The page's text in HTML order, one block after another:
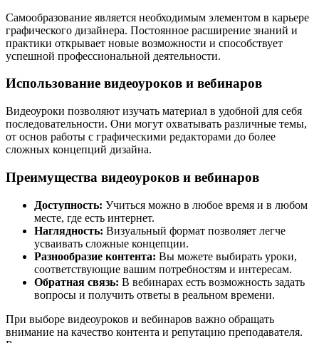
Самообразование является необходимым элементом в карьере
графического дизайнера. Постоянное расширение знаний и
практики открывает новые возможности и способствует
успешной профессиональной деятельности.
Использование видеоуроков и вебинаров
Видеоуроки позволяют изучать материал в удобной для себя
последовательности. Они могут охватывать различные темы,
от основ работы с графическими редакторами до более
сложных концепций дизайна.
Преимущества видеоуроков и вебинаров
Доступность: Учиться можно в любое время и в любом
месте, где есть интернет.
Наглядность: Визуальный формат позволяет легче
усваивать сложные концепции.
Разнообразие контента: Вы можете выбирать уроки,
соответствующие вашим потребностям и интересам.
Обратная связь: В вебинарах есть возможность задать
вопросы и получить ответы в реальном времени.
При выборе видеоуроков и вебинаров важно обращать
внимание на качество контента и репутацию преподавателя.